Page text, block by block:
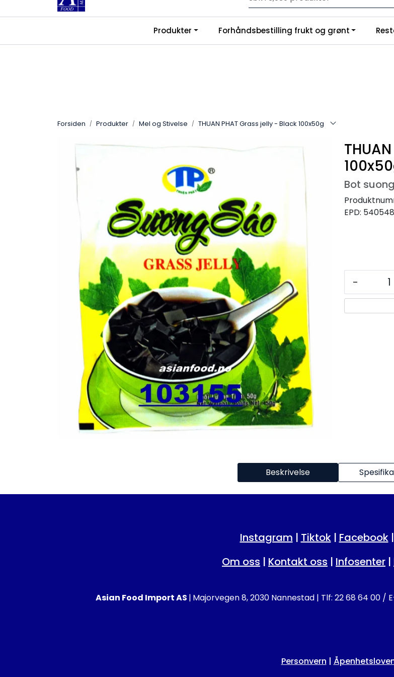
Skip to main content Velkommen til vår nye nettbutikk! Trykk
Ledige stillinger | Franchise | Om oss
Produkter Forhåndsbestilling frukt og grønt
Forsiden Produkter Mel og Stivelse THUAN PHAT Grass jelly - Black 100x50g
Bot
EPD:
-
Beskrivelse
Instagram | Tiktok| Facebook|
Om oss | Kontakt oss | Infosenter |
Asian Food Import AS | Majorvegen 8, 2030 Nannestad | Tlf: 22 68 64 00 /
Personvern |